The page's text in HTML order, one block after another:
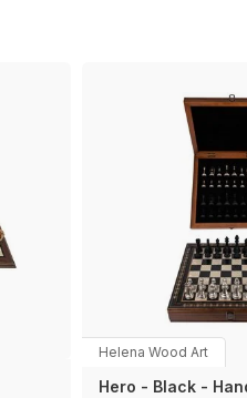
Helena Wood Art
Hero - Black -